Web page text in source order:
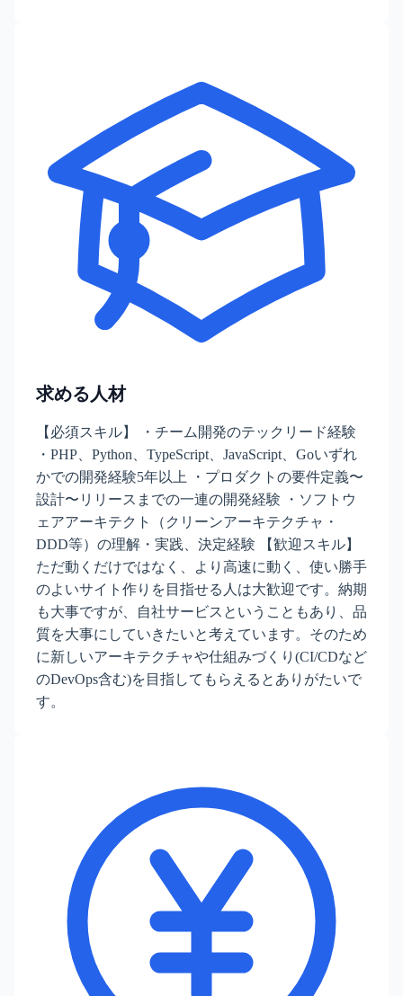
求める人材
【必須スキル】 ・チーム開発のテックリード経験
・PHP、Python、TypeScript、JavaScript、Goいずれ
かでの開発経験5年以上 ・プロダクトの要件定義〜
設計〜リリースまでの一連の開発経験 ・ソフトウ
ェアアーキテクト（クリーンアーキテクチャ・
DDD等）の理解・実践、決定経験 【歓迎スキル】
ただ動くだけではなく、より高速に動く、使い勝手
のよいサイト作りを目指せる人は大歓迎です。納期
も大事ですが、自社サービスということもあり、品
質を大事にしていきたいと考えています。そのため
に新しいアーキテクチャや仕組みづくり(CI/CDなど
のDevOps含む)を目指してもらえるとありがたいで
す。